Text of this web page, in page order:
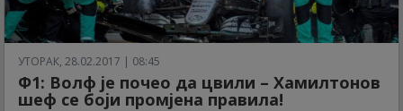
УТОРАК, 28.02.2017 | 08:45
Ф1: Волф је почео да цвили – Хамилтонов
шеф се боји промјена правила!